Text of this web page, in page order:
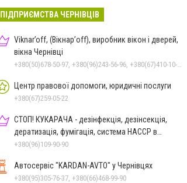
ПІДПРИЄМСТВА ЧЕРНІВЦІВ
Viknar’off, (Вікнар’off), виробник вікон і дверей,
вікна Чернівці
Центр правової допомоги, юридичні послуги
+380(67)259-05-22
СТОП! КУКАРАЧА - дезінфекція, дезінсекція,
дератизація, фумігація, система HACCP в
Чернівцях
+380(96)109-90-90
Автосервіс "KARDAN-AVTO" у Чернівцях
+380(95)305-76-37, +380(66)468-99-90